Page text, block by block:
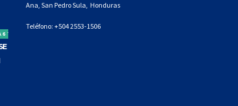
TORNEO CLAUSURA
Ana, San Pedro Sula, Honduras
Teléfono: +504 2553-1506